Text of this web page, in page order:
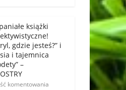
książki
gdzie jesteś?” i
i tajemnica
–
komentowania